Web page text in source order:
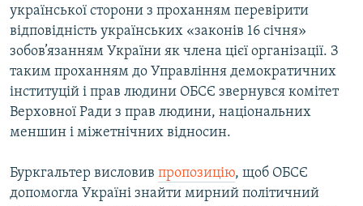
української сторони з проханням перевірити
відповідність українських «законів 16 січня»
зобов’язанням України як члена цієї організації. З
таким проханням до Управління демократичних
інституцій і прав людини ОБСЄ звернувся комітет
Верховної Ради з прав людини, національних
меншин і міжетнічних відносин.
Буркгальтер висловив пропозицію, щоб ОБСЄ
допомогла Україні знайти мирний політичний